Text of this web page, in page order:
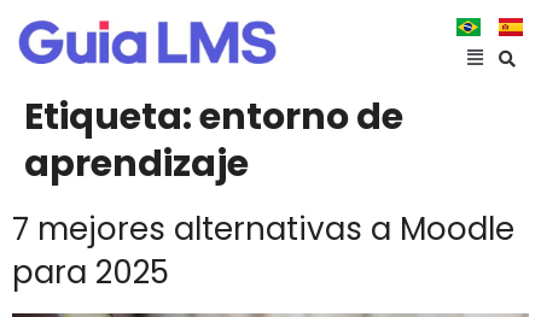
Etiqueta:entorno de
aprendizaje
7 mejores alternativas a Moodle
para 2025